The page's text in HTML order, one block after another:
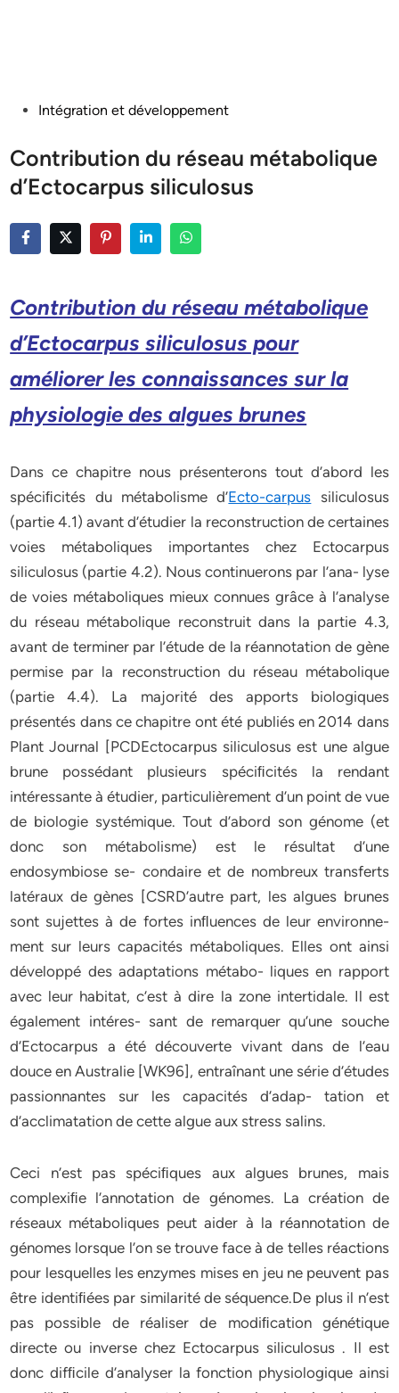
PostedIntégration et développement
Contribution du réseau métabolique
d’Ectocarpus siliculosus
Contribution du réseau métabolique
d’Ectocarpus siliculosus pour
améliorer les connaissances sur la
physiologie des algues brunes
Dans ce chapitre nous présenterons tout d’abord les
spéciﬁcités du métabolisme d’Ecto-carpus siliculosus
(partie 4.1) avant d’étudier la reconstruction de certaines
voies métaboliques importantes chez Ectocarpus
siliculosus (partie 4.2). Nous continuerons par l’ana- lyse
de voies métaboliques mieux connues grâce à l’analyse
du réseau métabolique reconstruit dans la partie 4.3,
avant de terminer par l’étude de la réannotation de gène
permise par la reconstruction du réseau métabolique
(partie 4.4). La majorité des apports biologiques
présentés dans ce chapitre ont été publiés en 2014 dans
Plant Journal [PCDEctocarpus siliculosus est une algue
brune possédant plusieurs spéciﬁcités la rendant
intéressante à étudier, particulièrement d’un point de vue
de biologie systémique. Tout d’abord son génome (et
donc son métabolisme) est le résultat d’une
endosymbiose se- condaire et de nombreux transferts
latéraux de gènes [CSRD’autre part, les algues brunes
sont sujettes à de fortes inﬂuences de leur environne-
ment sur leurs capacités métaboliques. Elles ont ainsi
développé des adaptations métabo- liques en rapport
avec leur habitat, c’est à dire la zone intertidale. Il est
également intéres- sant de remarquer qu’une souche
d’Ectocarpus a été découverte vivant dans de l’eau
douce en Australie [WK96], entraînant une série d’études
passionnantes sur les capacités d’adap- tation et
d’acclimatation de cette algue aux stress salins.
Ceci n’est pas spéciﬁques aux algues brunes, mais
complexiﬁe l’annotation de génomes. La création de
réseaux métaboliques peut aider à la réannotation de
génomes lorsque l’on se trouve face à de telles réactions
pour lesquelles les enzymes mises en jeu ne peuvent pas
être identiﬁées par similarité de séquence.De plus il n’est
pas possible de réaliser de modiﬁcation génétique
directe ou inverse chez Ectocarpus siliculosus . Il est
donc difﬁcile d’analyser la fonction physiologique ainsi